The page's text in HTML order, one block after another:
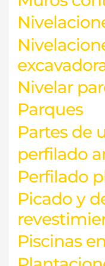
Nivelar
Parques
Partes de
perfilado
Perfilado
Picado y
Piscinas